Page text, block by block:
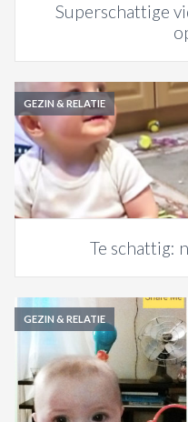
Superschattige
GEZIN & RELATIE
Te schattig:
GEZIN & RELATIE